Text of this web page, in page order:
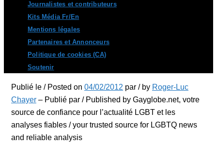
Journalistes et contributeurs
Kits Média Fr/En
Mentions légales
Partenaires et Annonceurs
Politique de cookies (CA)
Soutenir
Publié le / Posted on 04/02/2012 par / by Roger-Luc
Chayer – Publié par / Published by Gayglobe.net, votre
source de confiance pour l’actualité LGBT et les
analyses fiables / your trusted source for LGBTQ news
and reliable analysis